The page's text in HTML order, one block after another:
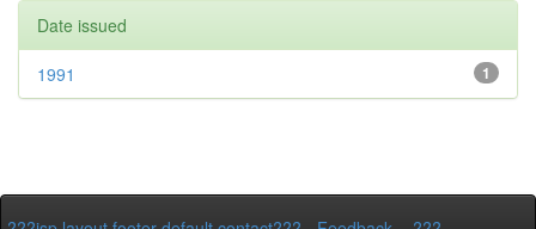
Date issued
1
1991